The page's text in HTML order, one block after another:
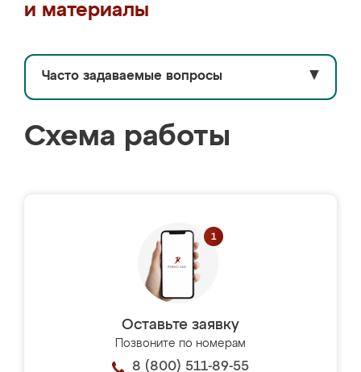
и материалы
Часто задаваемые вопросы ▼
Схема работы
Оставьте заявку
Позвоните по номерам
8 (800) 511-89-55